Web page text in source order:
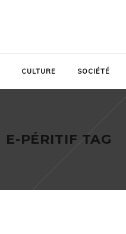
CULTURE SOCIÉTÉ
E-PÉRITIF TAG